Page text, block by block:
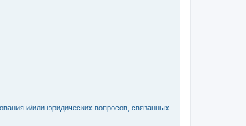
и/или юридических вопросов, связанных